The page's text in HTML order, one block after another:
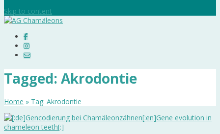
Skip to content
Tagged: Akrodontie
Home » Tag: Akrodontie